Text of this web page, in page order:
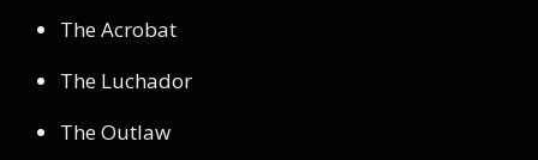
The Acrobat
The Luchador
The Outlaw